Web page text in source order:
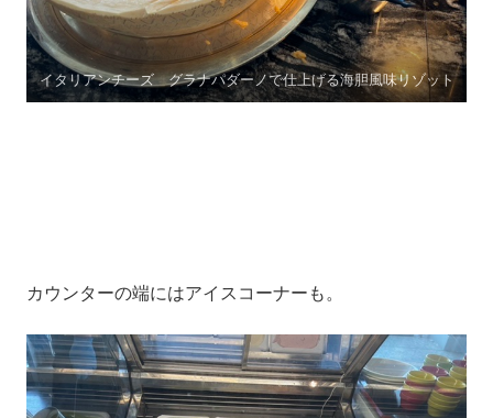
イタリアンチーズ グラナパダーノで仕上げる海胆風味リゾット
カウンターの端にはアイスコーナーも。